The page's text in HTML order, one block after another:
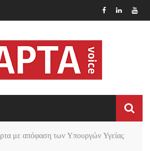
με απόφαση των Υπουργών Υγείας